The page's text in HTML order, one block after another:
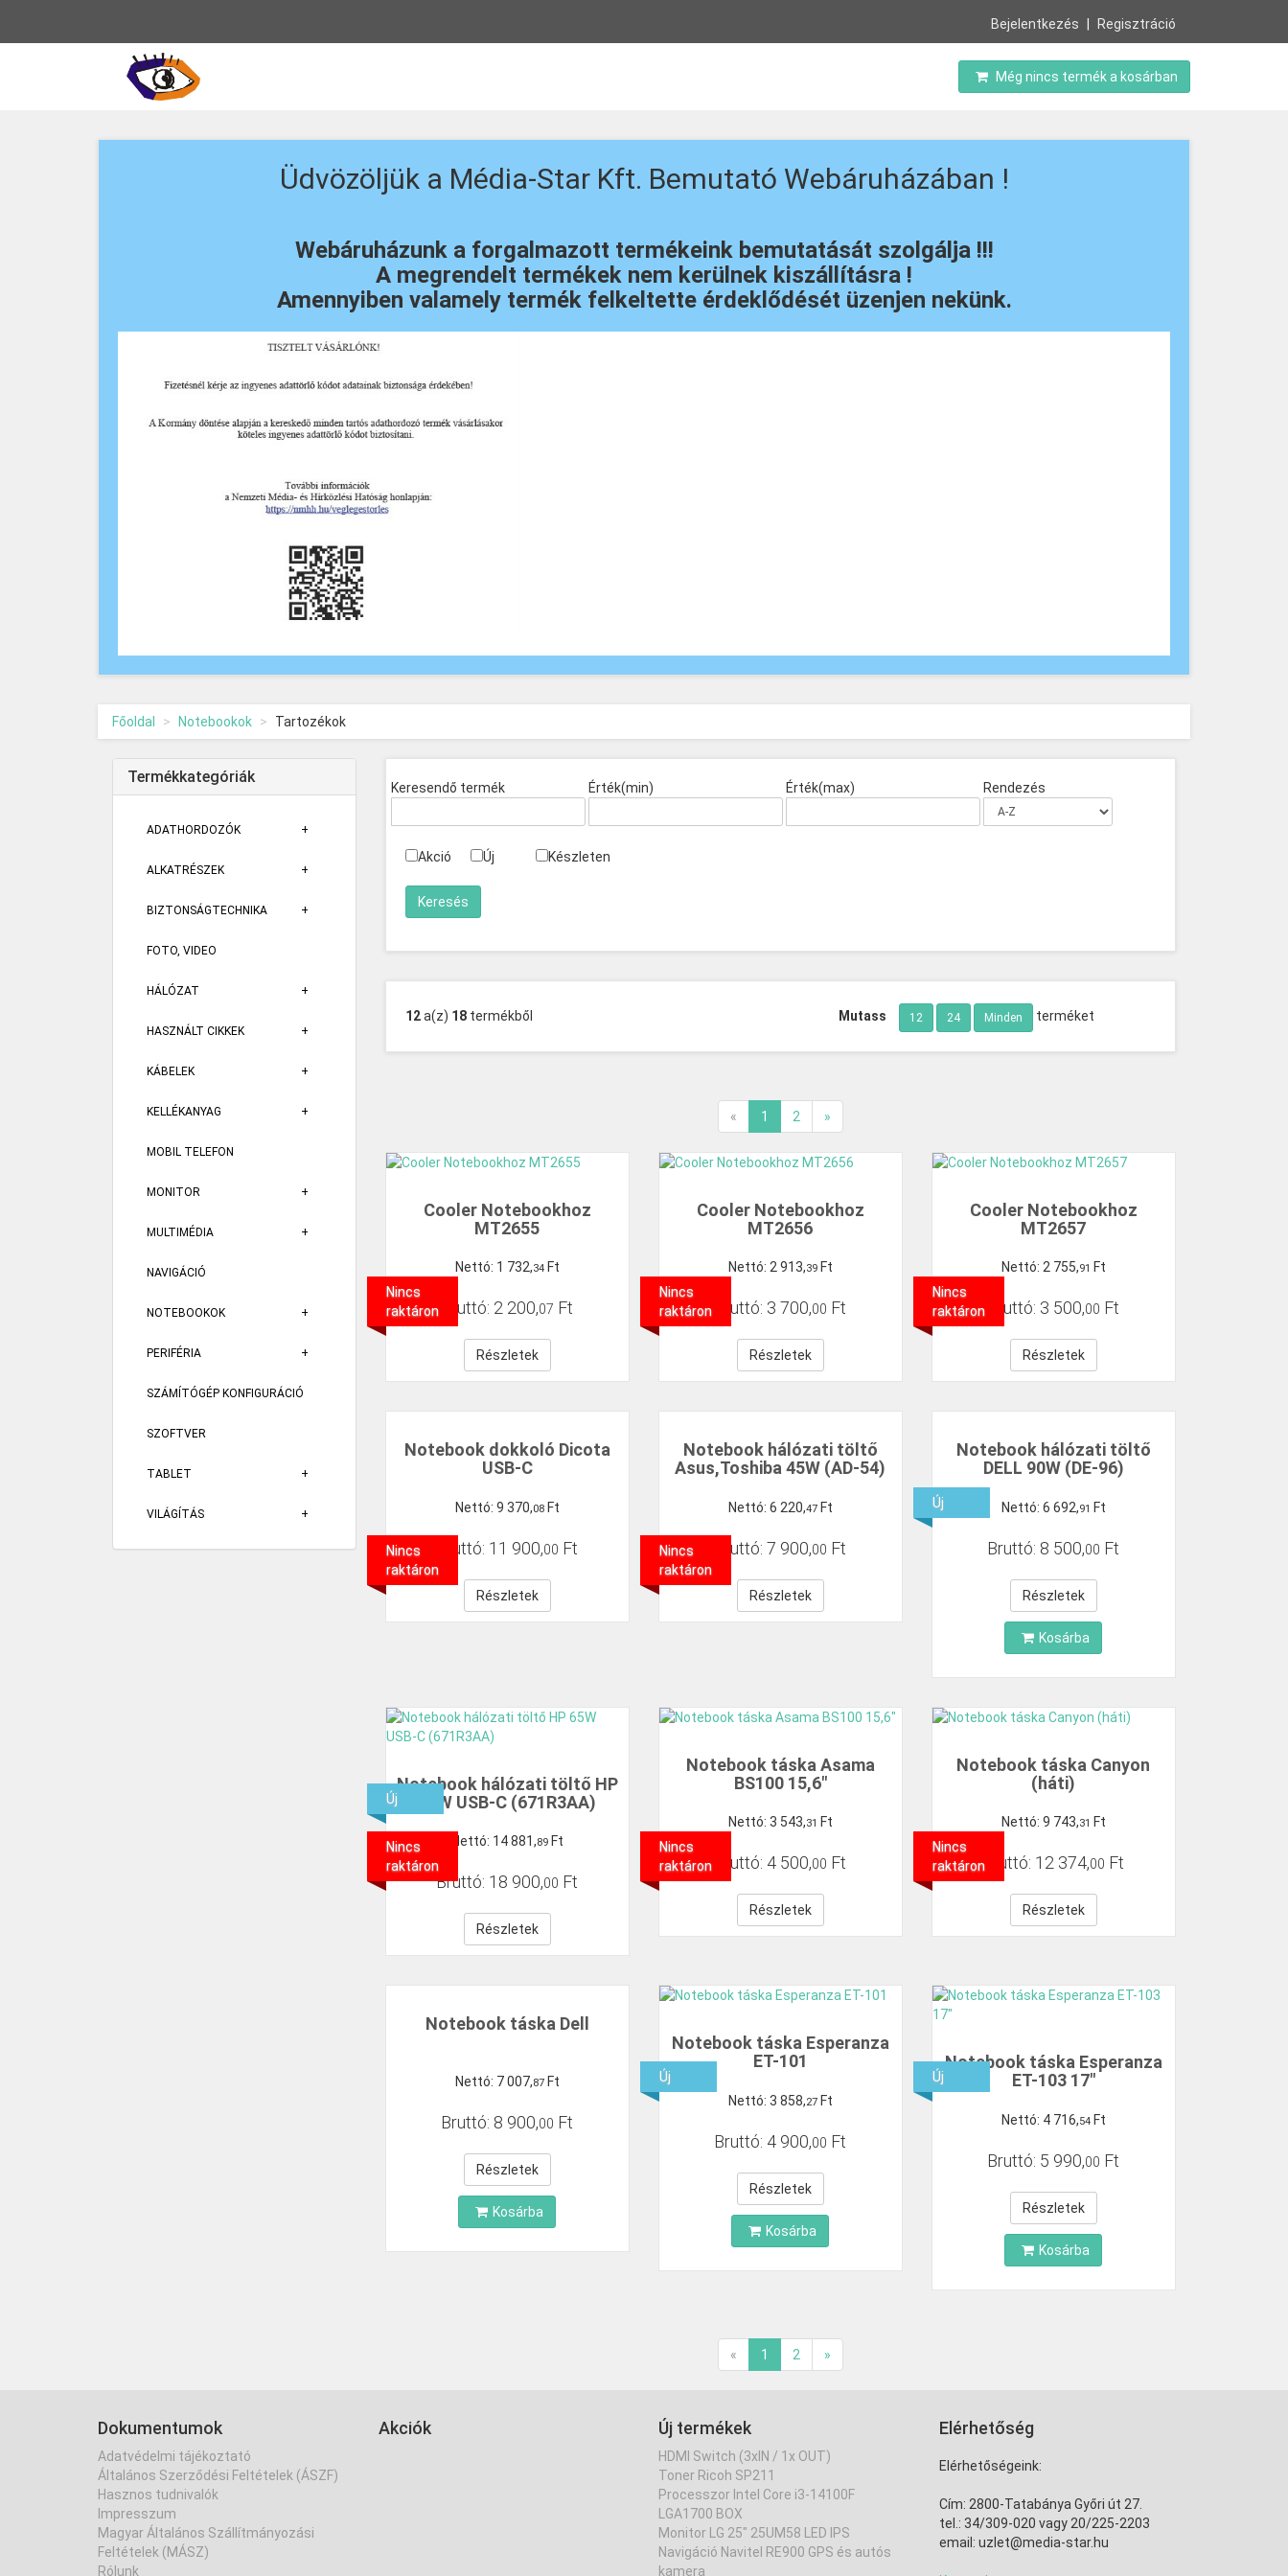
Bejelentkezés Regisztráció
Még nincs termék a kosárban
Üdvözöljük a Média-Star Kft. Bemutató Webáruházában !
Webáruházunk a forgalmazott termékeink bemutatását szolgálja !!!
A megrendelt termékek nem kerülnek kiszállításra !
Amennyiben valamely termék felkeltette érdeklődését üzenjen nekünk.
Főoldal Notebookok Tartozékok
Termékkategóriák
ADATHORDOZÓK
ALKATRÉSZEK
BIZTONSÁGTECHNIKA
FOTO, VIDEO
HÁLÓZAT
HASZNÁLT CIKKEK
KÁBELEK
KELLÉKANYAG
MOBIL TELEFON
MONITOR
MULTIMÉDIA
NAVIGÁCIÓ
NOTEBOOKOK
PERIFÉRIA
SZÁMÍTÓGÉP KONFIGURÁCIÓ
SZOFTVER
TABLET
VILÁGÍTÁS
Keresendő termék Érték(min) Érték(max) Rendezés
Akció Új Készleten
12a(z) 18 termékből Mutass 12 24 Minden terméket
« 1 2 »
Cooler Notebookhoz
MT2655
Nettó: 1 732,34 Ft
Bruttó: 2 200,07 Ft
Részletek
Nincs
raktáron
Cooler Notebookhoz
MT2656
Nettó: 2 913,39 Ft
Bruttó: 3 700,00 Ft
Részletek
Nincs
raktáron
Cooler Notebookhoz
MT2657
Nettó: 2 755,91 Ft
Bruttó: 3 500,00 Ft
Részletek
Nincs
raktáron
Notebook dokkoló Dicota
USB-C
Nettó: 9 370,08 Ft
Bruttó: 11 900,00 Ft
Részletek
Nincs
raktáron
Notebook hálózati töltő
Asus,Toshiba 45W (AD-54)
Nettó: 6 220,47 Ft
Bruttó:7 900,00 Ft
Részletek
Nincs
raktáron
Notebook hálózati töltő
DELL 90W (DE-96)
Nettó: 6 692,91 Ft
Bruttó: 8 500,00 Ft
Részletek
Kosárba
Új
Notebook hálózati töltő HP
65W USB-C (671R3AA)
Nettó: 14881,89 Ft
Bruttó: 18 900,00 Ft
Részletek
Új
Nincs
raktáron
Notebook táska Asama
BS100 15,6"
Nettó: 3 543,31 Ft
Bruttó: 4 500,00 Ft
Részletek
Nincs
raktáron
Notebook táska Canyon
(háti)
Nettó: 9 743,31 Ft
Bruttó: 12 374,00 Ft
Részletek
Nincs
raktáron
Notebook táska Dell
Nettó: 7007,87 Ft
Bruttó: 8 900,00 Ft
Részletek
Kosárba
Notebook táska Esperanza
ET-101
Nettó: 3 858,27 Ft
Bruttó: 4 900,00 Ft
Részletek
Kosárba
Új
Notebook táska Esperanza
ET-103 17"
Nettó: 4 716,54 Ft
Bruttó: 5 990,00 Ft
Részletek
Kosárba
Új
« 1 2 »
Dokumentumok
Adatvédelmi tájékoztató
Általános Szerződési Feltételek (ÁSZF)
Hasznos tudnivalók
Impresszum
Magyar Általános Szállítmányozási
Feltételek (MÁSZ)
Rólunk
Akciók Új termékek
HDMI Switch (3xIN / 1x OUT)
Toner Ricoh SP211
Processzor Intel Core i3-14100F
LGA1700 BOX
Monitor LG 25" 25UM58 LED IPS
Navigáció Navitel RE900 GPS és autós
kamera
Elérhetőség
Elérhetőségeink:
Cím: 2800-Tatabánya Győri út 27.
tel.: 34/309-020 vagy 20/225-2203
email: uzlet@media-star.hu